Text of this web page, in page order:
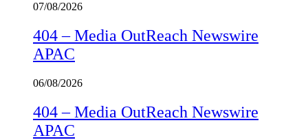
07/08/2026
404 – Media OutReach Newswire
APAC
06/08/2026
404 – Media OutReach Newswire
APAC